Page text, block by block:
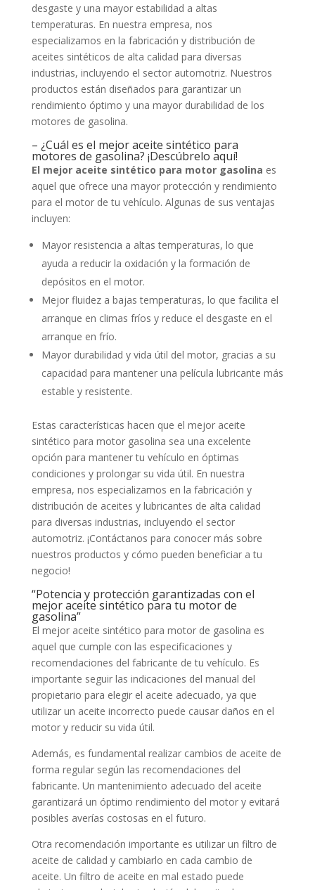
desgaste y una mayor estabilidad a altas
temperaturas. En nuestra empresa, nos
especializamos en la fabricación y distribución de
aceites sintéticos de alta calidad para diversas
industrias, incluyendo el sector automotriz. Nuestros
productos están diseñados para garantizar un
rendimiento óptimo y una mayor durabilidad de los
motores de gasolina.
– ¿Cuál es el mejor aceite sintético para
motores de gasolina? ¡Descúbrelo aquí!
El mejor aceite sintético para motor gasolina es
aquel que ofrece una mayor protección y rendimiento
para el motor de tu vehículo. Algunas de sus ventajas
incluyen:
Mayor resistencia a altas temperaturas, lo que
ayuda a reducir la oxidación y la formación de
depósitos en el motor.
Mejor fluidez a bajas temperaturas, lo que facilita el
arranque en climas fríos y reduce el desgaste en el
arranque en frío.
Mayor durabilidad y vida útil del motor, gracias a su
capacidad para mantener una película lubricante más
estable y resistente.
Estas características hacen que el mejor aceite
sintético para motor gasolina sea una excelente
opción para mantener tu vehículo en óptimas
condiciones y prolongar su vida útil. En nuestra
empresa, nos especializamos en la fabricación y
distribución de aceites y lubricantes de alta calidad
para diversas industrias, incluyendo el sector
automotriz. ¡Contáctanos para conocer más sobre
nuestros productos y cómo pueden beneficiar a tu
negocio!
“Potencia y protección garantizadas con el
mejor aceite sintético para tu motor de
gasolina”
El mejor aceite sintético para motor de gasolina es
aquel que cumple con las especificaciones y
recomendaciones del fabricante de tu vehículo. Es
importante seguir las indicaciones del manual del
propietario para elegir el aceite adecuado, ya que
utilizar un aceite incorrecto puede causar daños en el
motor y reducir su vida útil.
Además, es fundamental realizar cambios de aceite de
forma regular según las recomendaciones del
fabricante. Un mantenimiento adecuado del aceite
garantizará un óptimo rendimiento del motor y evitará
posibles averías costosas en el futuro.
Otra recomendación importante es utilizar un filtro de
aceite de calidad y cambiarlo en cada cambio de
aceite. Un filtro de aceite en mal estado puede